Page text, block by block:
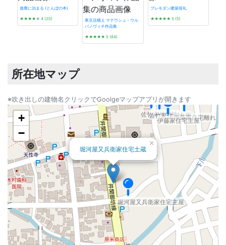
遊廓に泊まる (とんぼの本)
★★★★☆ 4 (20)
東京店構え マテウシュ・ウル
バノヴィチ作品集
★★★★★ 5 (84)
プレモダン建築巡礼
★★★★★5 (5)
所在地マップ
※吹き出しの建物名クリックでGoolgeマップアプリが開きます
堀河屋又兵衛家住宅主屋
佐竹家住宅離れ
なかがわ（旧中川家住宅）西蔵
佐竹家住宅主屋
なかがわ（旧中川家住宅）主屋
伊藤家住宅主屋
なかがわ（旧中川家住宅）東
伊藤家住宅離れ
堀河屋又兵衛家住宅土蔵
×
+
−